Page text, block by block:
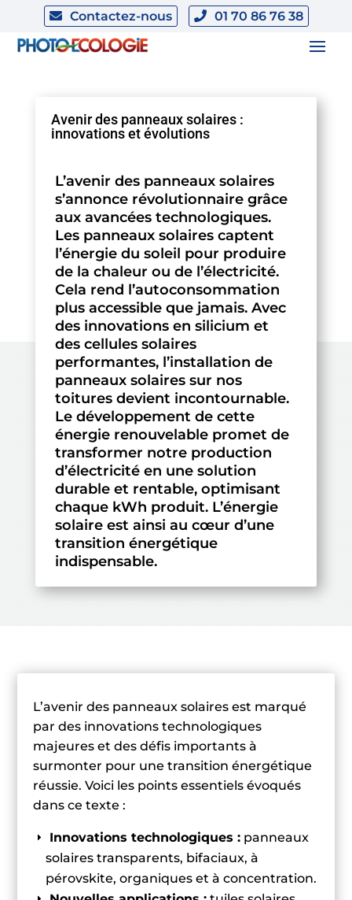
Contactez-nous 01 70 86 76 38
Avenir des panneaux solaires :
innovations et évolutions
L’avenir des panneaux solaires
s’annonce révolutionnaire grâce
aux avancées technologiques.
Les panneaux solaires captent
l’énergie du soleil pour produire
de la chaleur ou de l’électricité.
Cela rend l’autoconsommation
plus accessible que jamais. Avec
des innovations en silicium et
des cellules solaires
performantes, l’installation de
panneaux solaires sur nos
toitures devient incontournable.
Le développement de cette
énergie renouvelable promet de
transformer notre production
d’électricité en une solution
durable et rentable, optimisant
chaque kWh produit. L’énergie
solaire est ainsi au cœur d’une
transition énergétique
indispensable.
L’avenir des panneaux solaires est marqué
par des innovations technologiques
majeures et des défis importants à
surmonter pour une transition énergétique
réussie. Voici les points essentiels évoqués
dans ce texte :
Innovations technologiques : panneaux
solaires transparents, bifaciaux, à
pérovskite, organiques et à concentration.